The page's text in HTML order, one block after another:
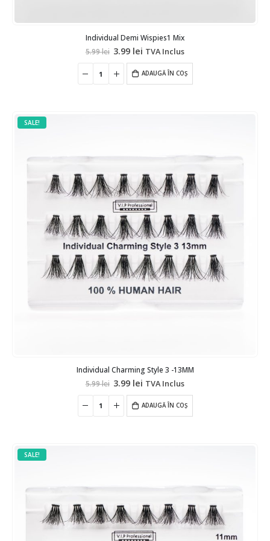
Individual Demi Wispies1 Mix
5.99lei Prețul
a
fost:
5.99 lei.
3.99 lei Prețul
este:
3.99 lei.
TVA Inclus
ADAUGĂ ÎN COȘ
SALE!
Individual Charming Style 3 -13MM
5.99lei Prețul
inițial
a
fost:
5.99 lei.
3.99 lei Prețul
curent
este:
3.99 lei.
TVA Inclus
ADAUGĂ ÎN COȘ
SALE!